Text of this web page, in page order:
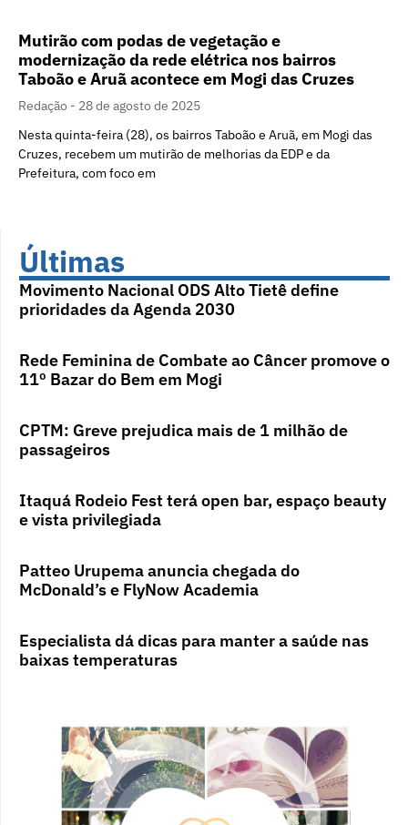
Mutirão com podas de vegetação e
modernização da rede elétrica nos bairros
Taboão e Aruã acontece em Mogi das Cruzes
Redação
28 de agosto de 2025
Nesta quinta-feira (28), os bairros Taboão e Aruã, em Mogi das
Cruzes, recebem um mutirão de melhorias da EDP e da
Prefeitura, com foco em
Últimas
Movimento Nacional ODS Alto Tietê define
prioridades da Agenda 2030
Rede Feminina de Combate ao Câncer promove o
11º Bazar do Bem em Mogi
CPTM: Greve prejudica mais de 1 milhão de
passageiros
Itaquá Rodeio Fest terá open bar, espaço beauty
e vista privilegiada
Patteo Urupema anuncia chegada do
McDonald’s e FlyNow Academia
Especialista dá dicas para manter a saúde nas
baixas temperaturas